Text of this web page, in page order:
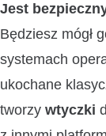
Jest
Będziesz mógł
systemach
ukochane
tworzy wtyczki